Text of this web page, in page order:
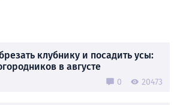
клубнику и посадить усы:
в августе
0 20473